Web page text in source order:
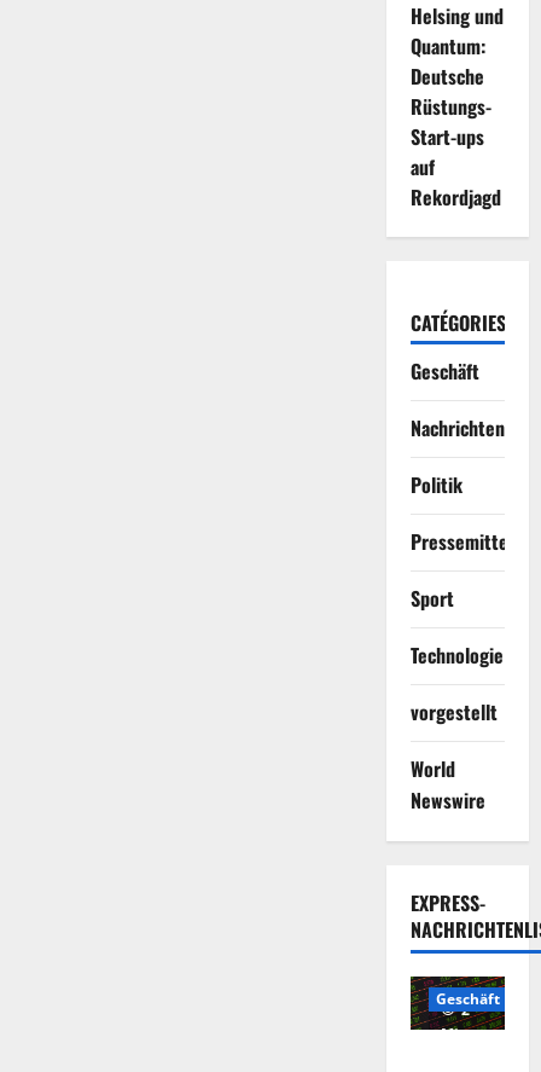
Helsing und
Quantum:
Deutsche
Rüstungs-
Start-ups
auf
Rekordjagd
CATÉGORIES
Geschäft
Nachrichten
Politik
Sport
Technologie
vorgestellt
World
Newswire
EXPRESS-
2
Minuten
Geschäft